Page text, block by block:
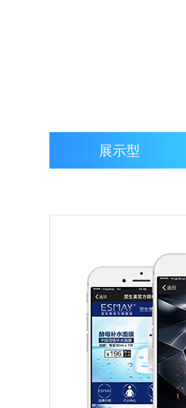
展示型